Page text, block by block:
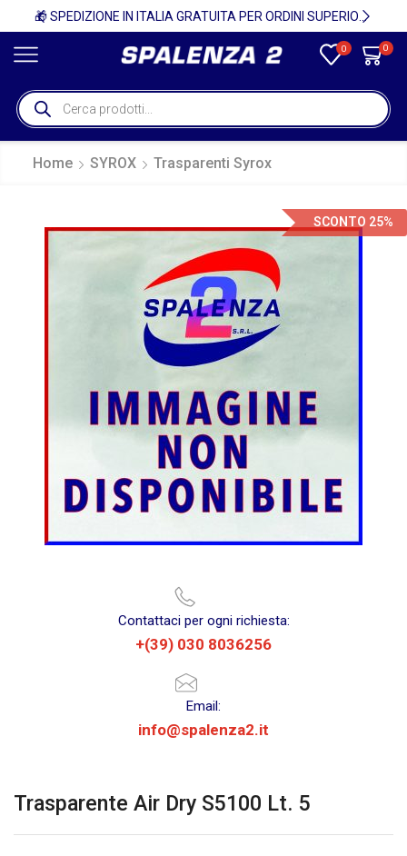
🎁 SPEDIZIONE IN ITALIA GRATUITA PER ORDINI SUPERIORI A 750€ + IVA 🎁
0 0
Home SYROX Trasparenti Syrox
SCONTO 25%
Contattaci per ogni richiesta:
+(39) 030 8036256
Email:
info@spalenza2.it
Trasparente Air Dry S5100 Lt. 5